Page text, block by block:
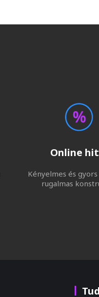
Online
Kényelmes és
rugalmas